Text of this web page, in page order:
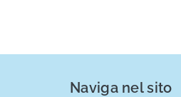
Naviga nel sito